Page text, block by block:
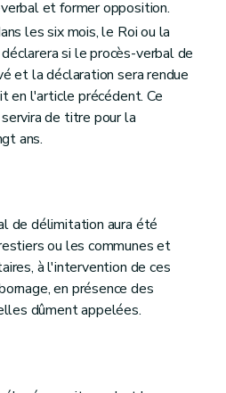
et former opposition.
les six mois, le Roi ou la
si le procès-verbal de
et la déclaration sera rendue
en l'article précédent. Ce
de titre pour la
ans.
de délimitation aura été
ou les communes et
à l'intervention de ces
en présence des
dûment appelées.